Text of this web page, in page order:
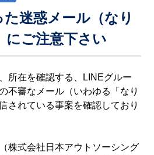
迷惑メール（なり
にご注意下さい
所在を確認する、LINEグルー
不審なメール（いわゆる「なり
されている事案を確認しており
株式会社日本アウトソーシング